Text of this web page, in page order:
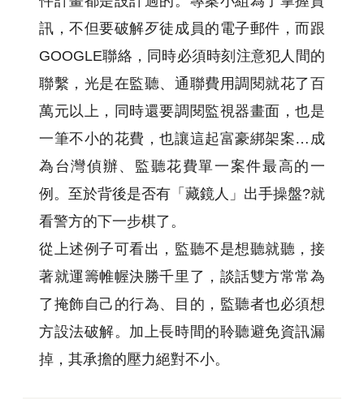
訊，不但要破解歹徒成員的電子郵件，而跟
GOOGLE聯絡，同時必須時刻注意犯人間的
聯繫，光是在監聽、通聯費用調閱就花了百
萬元以上，同時還要調閱監視器畫面，也是
一筆不小的花費，也讓這起富豪綁架案…成
為台灣偵辦、監聽花費單一案件最高的一
例。至於背後是否有「藏鏡人」出手操盤?就
看警方的下一步棋了。
從上述例子可看出，監聽不是想聽就聽，接
著就運籌帷幄決勝千里了，談話雙方常常為
了掩飾自己的行為、目的，監聽者也必須想
方設法破解。加上長時間的聆聽避免資訊漏
掉，其承擔的壓力絕對不小。